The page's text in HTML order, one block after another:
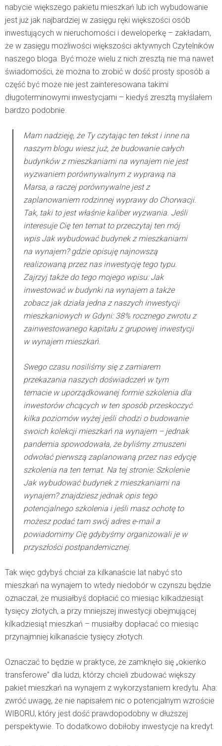
nabycie większego pakietu mieszkań lub ich wybudowanie
jest już jak najbardziej w zasięgu ręki większości osób
inwestujących w nieruchomości i deweloperkę – zakładam,
że w zasięgu możliwości większości aktywnych Czytelników
naszego bloga. Być może wielu z nich zresztą nie ma nawet
świadomości, że można to zrobić w dość prosty sposób a
część być może nie jest zainteresowana takimi
długoterminowymi inwestycjami – kiedyś zresztą myślałem
bardzo podobnie.
Mam nadzieję, że Ty czytając ten tekst i inne na
naszym blogu wiesz już, że budowanie całych
budynków z mieszkaniami na wynajem nie jest
wyzwaniem porównywalnym z wyprawą na
Marsa, a raczej porównywalne jest z
zaplanowaniem rodzinnej wyprawy do Chorwacji.
Tak, taki to jest właśnie kaliber wyzwania. Jeśli
interesuje Cię ten temat to przeczytaj ten mój
wpis Jak wybudować budynek z mieszkaniami
na wynajem?gdzie opisuję najnowszą
realizowaną przez nas inwestycję tego typu.
Zajrzyj także do tego mojego wpisu: Jak
inwestować w budynki na wynajema także
zobacz jak działa jedna z naszych inwestycji
mieszkaniowych w Gdyni: 38% rocznego zwrotu z
zainwestowanego kapitału z grupowej inwestycji
w wynajem mieszkań.
Swego czasu nosiliśmy się z zamiarem
przekazania naszych doświadczeń w tym
temacie w uporządkowanej formie szkolenia dla
inwestorów chcących w ten sposób przeskoczyć
kilka poziomów wyżej jeśli chodzi o budowanie
swoich kolekcji mieszkań na wynajem – jednak
pandemia spowodowała, że byliśmy zmuszeni
odwołać pierwszą zaplanowaną przez nas edycję
szkolenia na ten temat. Na tej stronie: Szkolenie
Jak wybudować budynek z mieszkaniami na
wynajem?znajdziesz jednak opis tego
potencjalnego szkolenia i jeśli masz ochotę to
możesz podać tam swój adres e-mail a
powiadomimy Cię gdybyśmy organizowali je w
przyszłości postpandemicznej.
Tak więc gdybyś chciał za kilkanaście lat nabyć sto
mieszkań na wynajem to wtedy niedobór w czynszu będzie
oznaczał, że musiałbyś dopłacić co miesiąc kilkadziesiąt
tysięcy złotych, a przy mniejszej inwestycji obejmującej
kilkadziesiąt mieszkań – musiałby dopłacać co miesiąc
przynajmniej kilkanaście tysięcy złotych.
Oznaczać to będzie w praktyce, że zamknęło się „okienko
transferowe” dla ludzi, którzy chcieli zbudować większy
pakiet mieszkań na wynajem z wykorzystaniem kredytu. Aha:
zwróć uwagę, że nie napisałem nic o potencjalnym wzroście
WIBORU, który jest dość prawdopodobny w dłuższej
perspektywie. To dodatkowo dobiłoby inwestycje na kredyt.